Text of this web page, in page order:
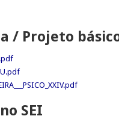
/ Projeto
SEI